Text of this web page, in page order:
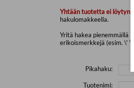
Yhtään tuotetta ei löytynyt.
hakulomakkeella.
Yritä hakea pienemmällä
erikoismerkkejä (esim. \' "
Pikahaku:
Tuotenimi: